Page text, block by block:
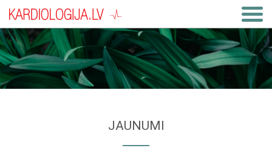
JAUNUMI